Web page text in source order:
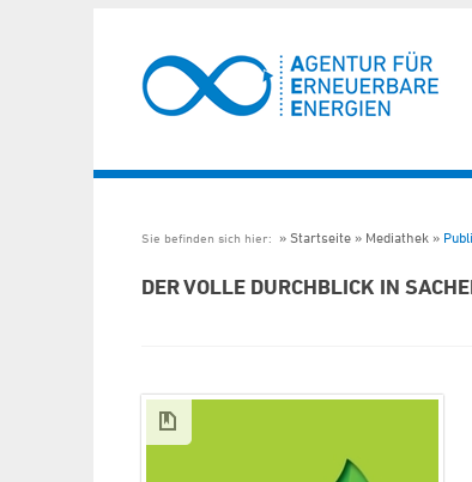
Sie befinden sich hier: Startseite Mediathek
DER VOLLE DURCHBLICK IN